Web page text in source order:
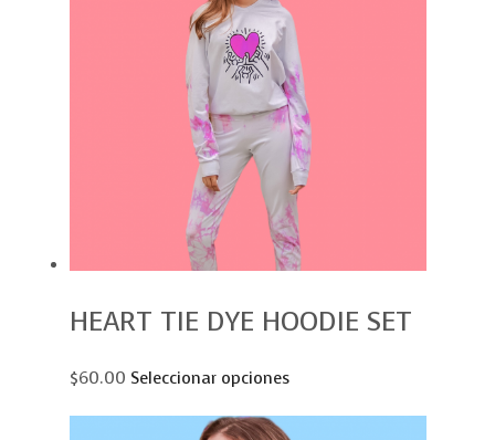
HEART TIE DYE HOODIE SET
$60.00 Seleccionar opciones